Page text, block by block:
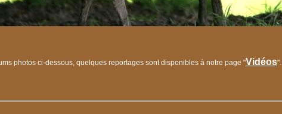
photos ci-dessous, quelques reportages sont disponibles à notre page "Vidéos".